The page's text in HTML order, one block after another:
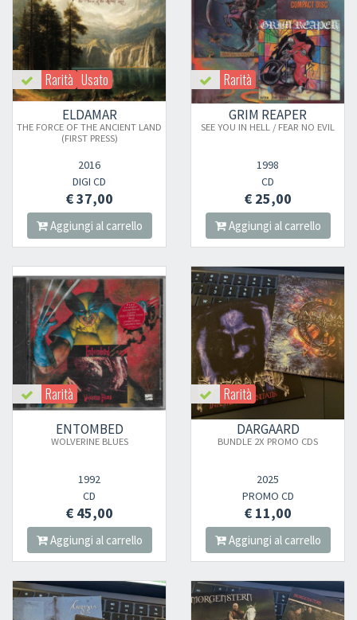
Rarità Usato
ELDAMAR
THE FORCE OF THE ANCIENT LAND
(FIRST PRESS)
2016
DIGI CD
€ 37,00
Aggiungi al carrello
Rarità
GRIM REAPER
SEE YOU IN HELL / FEAR NO EVIL
1998
CD
€ 25,00
Aggiungi al carrello
Rarità
ENTOMBED
WOLVERINE BLUES
1992
CD
€ 45,00
Aggiungi al carrello
Rarità
DARGAARD
BUNDLE 2X PROMO CDS
2025
PROMO CD
€ 11,00
Aggiungi al carrello